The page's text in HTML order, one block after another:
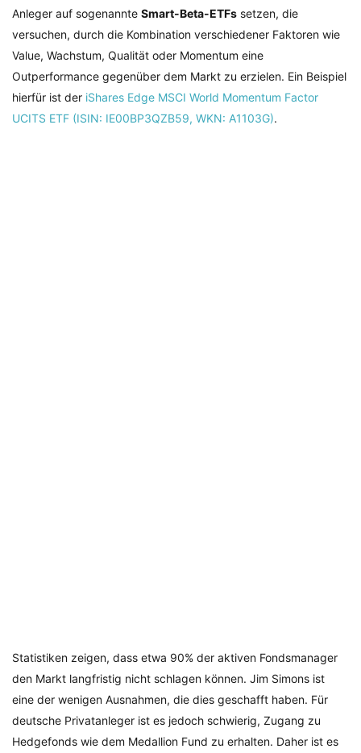
Anleger auf sogenannte Smart-Beta-ETFs setzen, die
versuchen, durch die Kombination verschiedener Faktoren wie
Value, Wachstum, Qualität oder Momentum eine
Outperformance gegenüber dem Markt zu erzielen. Ein Beispiel
hierfür ist der iShares Edge MSCI World Momentum Factor
UCITS ETF (ISIN: IE00BP3QZB59, WKN: A1103G).
Statistiken zeigen, dass etwa 90% der aktiven Fondsmanager
den Markt langfristig nicht schlagen können. Jim Simons ist
eine der wenigen Ausnahmen, die dies geschafft haben. Für
deutsche Privatanleger ist es jedoch schwierig, Zugang zu
Hedgefonds wie dem Medallion Fund zu erhalten. Daher ist es